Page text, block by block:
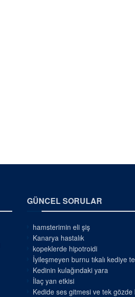
GÜNCEL SORULAR
hamsterimin eli şiş
Kanarya hastalık
kopeklerde hipotroidi
İyileşmeyen burnu tıkalı kediye
Kedinin kulağındaki yara
İlaç yan etkisi
Kedide ses gitmesi ve tek gözde